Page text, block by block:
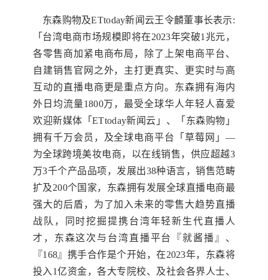
东森购物及ETtoday新闻云王令麟董事长表示:
「台湾电商市场规模即将在2023年突破1兆元，
各零售商加紧电商布局，除了上架电商平台、
自建销售官网之外，主打更真实、更实时与高
互动的直播电商更是重点方向。东森拥有海内
外日均流量1800万，最受全球华人年轻人喜爱
欢迎新媒体「ETtoday新闻云」、「东森购物」
拥有千万会员，及全球电商平台「草莓网」—
为全球跨境美妆电商，以在线销售，供应超越3
万3千个产品品项，发展出38种语言，销售范畴
扩及200个国家，东森拥有发展全球直播电商最
强大的后盾，为了加入未来的零售大趋势直播
战队，同时挖掘提携台湾年轻新生代直播人
才，东森这次与台湾直播平台『就酱播』、
『168』携手合作是个开始，在2023年，东森将
投入1亿资金，各大专院校、及社会各界人士、